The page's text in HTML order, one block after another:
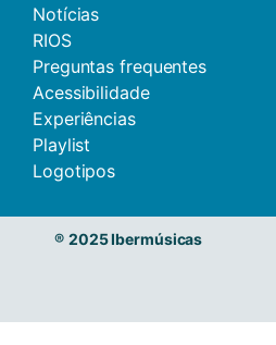
Notícias
RIOS
Preguntas frequentes
Acessibilidade
Experiências
Playlist
Logotipos
® 2025 Ibermúsicas